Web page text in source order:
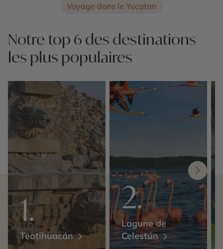
Voyage dans le Yucatan
Notre top 6 des destinations
les plus populaires
Teotihuacán
Lagune de
Celestún